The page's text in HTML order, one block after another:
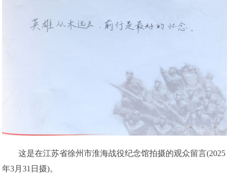
这是在江苏省徐州市淮海战役纪念馆拍摄的观众留言(2025
年3月31日摄)。